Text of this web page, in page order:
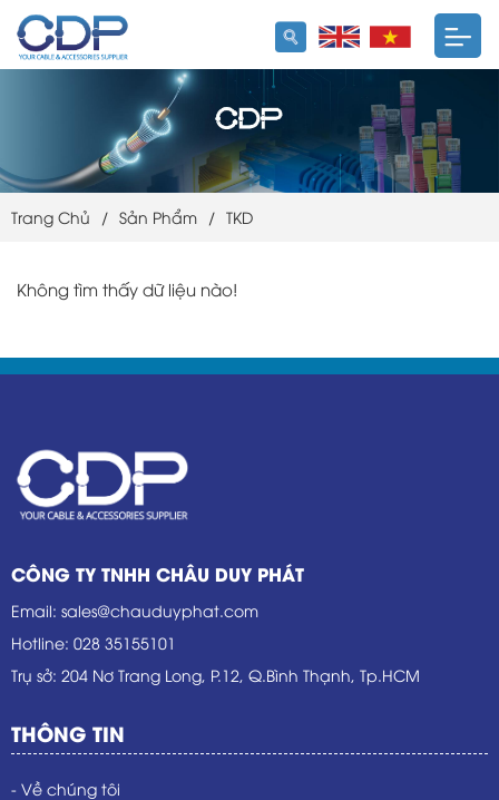
Trang Chủ / Sản Phẩm / TKD
Không tìm thấy dữ liệu nào!
CÔNG TY TNHH CHÂU DUY PHÁT
Email: sales@chauduyphat.com
Hotline: 028 35155101
Trụ sở: 204 Nơ Trang Long, P.12, Q.Bình Thạnh, Tp.HCM
THÔNG TIN
- Về chúng tôi